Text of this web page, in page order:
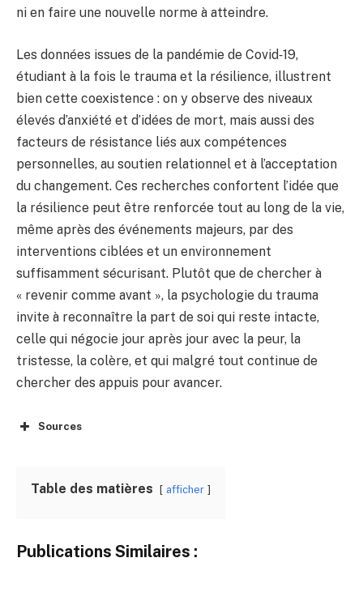
ni en faire une nouvelle norme à atteindre.
Les données issues de la pandémie de Covid‑19,
étudiant à la fois le trauma et la résilience, illustrent
bien cette coexistence : on y observe des niveaux
élevés d’anxiété et d’idées de mort, mais aussi des
facteurs de résistance liés aux compétences
personnelles, au soutien relationnel et à l’acceptation
du changement. Ces recherches confortent l’idée que
la résilience peut être renforcée tout au long de la vie,
même après des événements majeurs, par des
interventions ciblées et un environnement
suffisamment sécurisant. Plutôt que de chercher à
« revenir comme avant », la psychologie du trauma
invite à reconnaître la part de soi qui reste intacte,
celle qui négocie jour après jour avec la peur, la
tristesse, la colère, et qui malgré tout continue de
chercher des appuis pour avancer.
Sources
Table des matières afficher
Publications Similaires :